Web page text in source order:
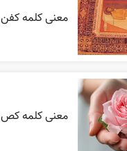
معنی کلمه کفن
معنی کلمه کص